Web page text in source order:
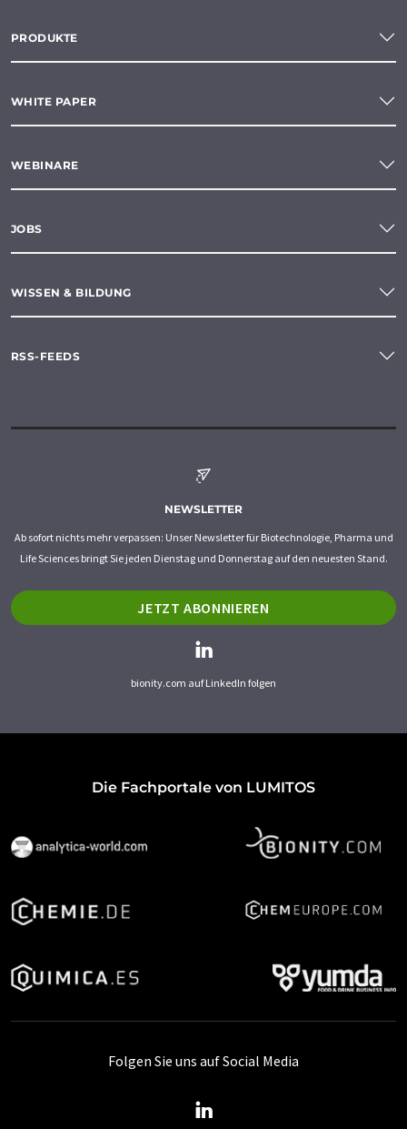
PRODUKTE
WHITE PAPER
WEBINARE
JOBS
WISSEN & BILDUNG
RSS-FEEDS
NEWSLETTER
Ab sofort nichts mehr verpassen: Unser Newsletter für Biotechnologie, Pharma und
Life Sciences bringt Sie jeden Dienstag und Donnerstag auf den neuesten Stand.
JETZT ABONNIEREN
bionity.com auf LinkedIn folgen
Die Fachportale von LUMITOS
Folgen Sie uns auf Social Media